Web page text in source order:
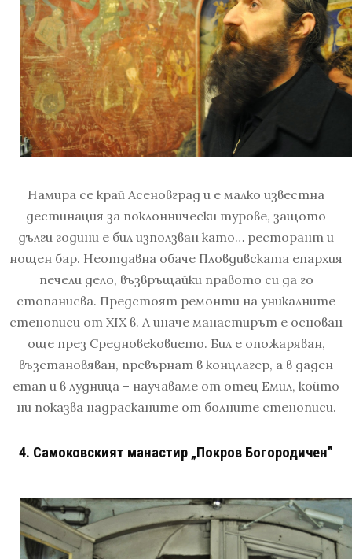
Намира се край Асеновград и е малко известна
дестинация за поклоннически турове, защото
дълги години е бил използван като… ресторант и
нощен бар. Неотдавна обаче Пловдивската епархия
печели дело, възвръщайки правото си да го
стопанисва. Предстоят ремонти на уникалните
стенописи от XIX в. А иначе манастирът е основан
още през Средновековието. Бил е опожаряван,
възстановяван, превърнат в концлагер, а в даден
етап и в лудница – научаваме от отец Емил, който
ни показва надрасканите от болните стенописи.
4. Самоковският манастир „Покров Богородичен”